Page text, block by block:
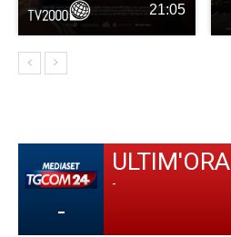
21:05
-
ULTIM'ORA
-